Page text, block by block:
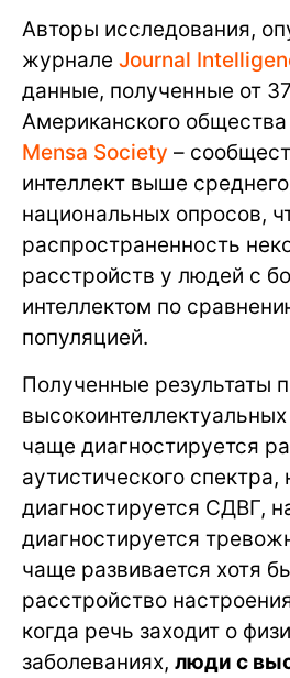
Авторы исследования,
журнале Journal
данные, полученные от
Американского
Mensa Society –
интеллект выше
национальных опросов,
распространенность
расстройств у людей с
интеллектом по
популяцией.
Полученные результаты
чаще диагностируется
аутистического
диагностируется СДВГ,
диагностируется
чаще развивается хотя
расстройство
когда речь заходит о
заболеваниях, люди с